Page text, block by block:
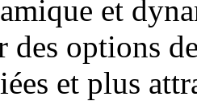
et
des options
et plus